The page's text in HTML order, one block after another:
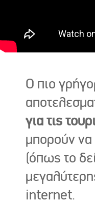
Ο πιο
για τις
μπορούν να
(όπως το
internet.